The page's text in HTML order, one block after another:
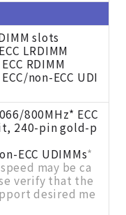
slots
LRDIMM
RDIMM
non-ECC UDI
800MHz* ECC
240-pin gold-p
ECC UDIMMs*
may be ca
verify that the
desired me